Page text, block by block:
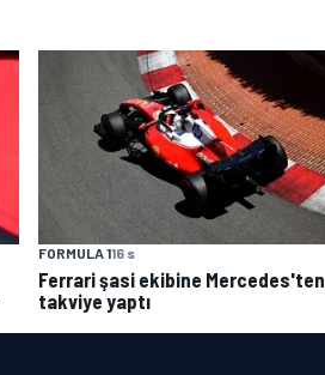
FORMULA 116 s
Ferrari şasi ekibine Mercedes'ten
takviye yaptı